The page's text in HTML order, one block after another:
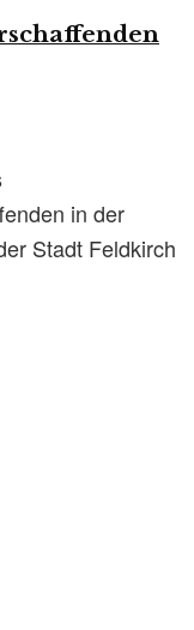
in der
Stadt Feldkirch